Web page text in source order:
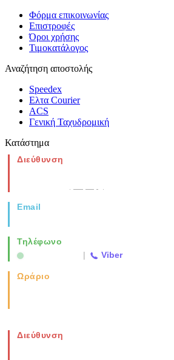
Φόρμα επικοινωνίας
Επιστροφές
Όροι χρήσης
Τιμοκατάλογος
Αναζήτηση αποστολής
Speedex
Ελτα Courier
ACS
Γενική Ταχυδρομική
Κατάστημα
Διεύθυνση
Email
Τηλέφωνο
| Viber
Ωράριο
Διεύθυνση